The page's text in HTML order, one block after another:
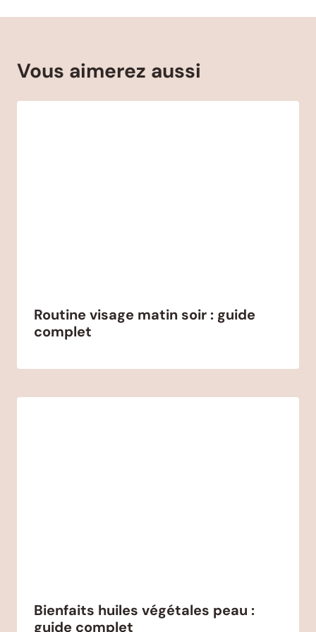
Vous aimerez aussi
Routine visage matin soir : guide
complet
Bienfaits huiles végétales peau :
guide complet